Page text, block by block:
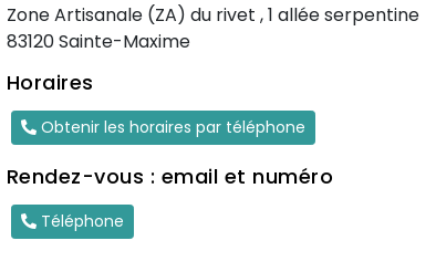
Zone Artisanale (ZA) du rivet , 1 allée serpentine
83120 Sainte-Maxime
Horaires
Obtenir les horaires par téléphone
Rendez-vous : email et numéro
Téléphone